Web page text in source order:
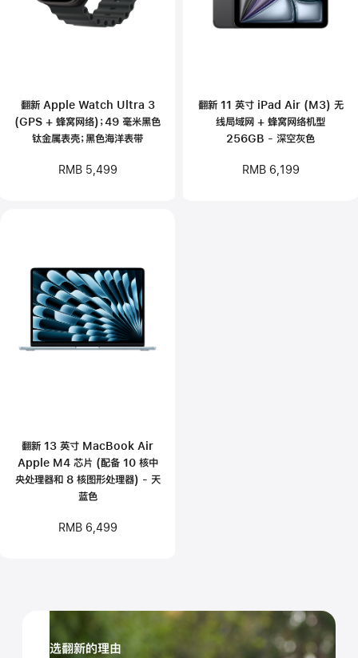
翻新 Apple Watch Ultra 3
(GPS + 蜂窝网络)；49 毫米黑色
钛金属表壳；黑色海洋表带
RMB 5,499
翻新 11 英寸 iPad Air (M3) 无
线局域网 + 蜂窝网络机型
256GB - 深空灰色
RMB 6,199
翻新 13 英寸 MacBook Air
Apple M4 芯片 (配备 10 核中
央处理器和 8 核图形处理器) - 天
蓝色
RMB 6,499
选翻新的理由